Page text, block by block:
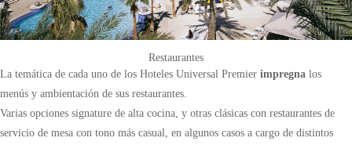
Restaurantes
La temática de cada uno de los Hoteles Universal Premier impregna los
menús y ambientación de sus restaurantes.
Varias opciones signature de alta cocina, y otras clásicas con restaurantes de
servicio de mesa con tono más casual, en algunos casos a cargo de distintos